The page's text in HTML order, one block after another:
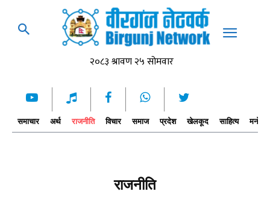
समाचार अर्थ राजनीति विचार समाज प्रदेश खेलकूद साहित्य
राजनीति